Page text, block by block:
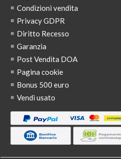
Condizioni vendita
Privacy GDPR
Diritto Recesso
Garanzia
Post Vendita DOA
Pagina cookie
Bonus 500 euro
Vendi usato